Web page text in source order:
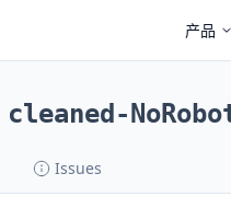
产品
cleaned-
Issues